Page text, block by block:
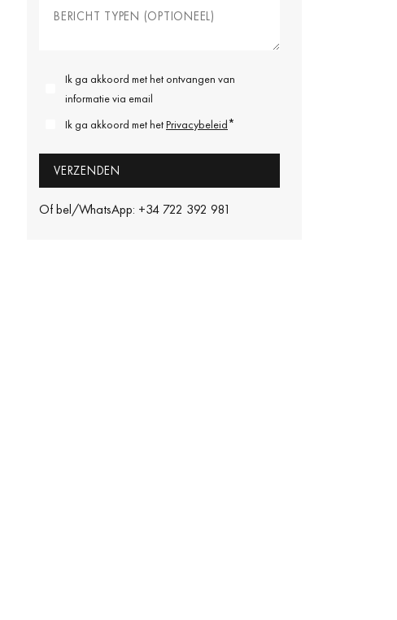
Ik ga akkoord met het ontvangen van
informatie via email
Ik ga akkoord met hetPrivacybeleid*
Of bel/WhatsApp: +34 722 392 981